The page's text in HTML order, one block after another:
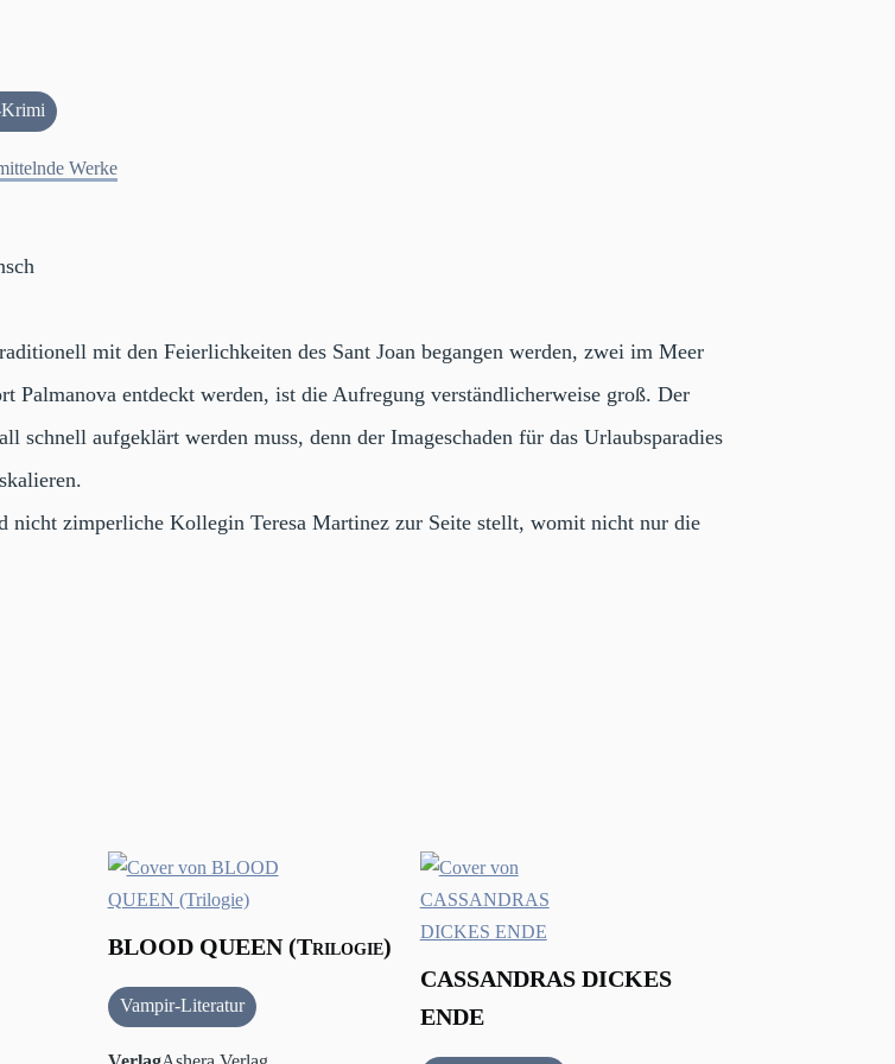
Werke
mit den Feierlichkeiten des Sant Joan begangen werden, zwei im Meer
Palmanova entdeckt werden, ist die Aufregung verständlicherweise groß. Der
schnell aufgeklärt werden muss, denn der Imageschaden für das Urlaubsparadies
nicht zimperliche Kollegin Teresa Martinez zur Seite stellt, womit nicht nur die
BLOOD QUEEN (Trilogie)
Vampir-Literatur
CASSANDRAS DICKES
ENDE